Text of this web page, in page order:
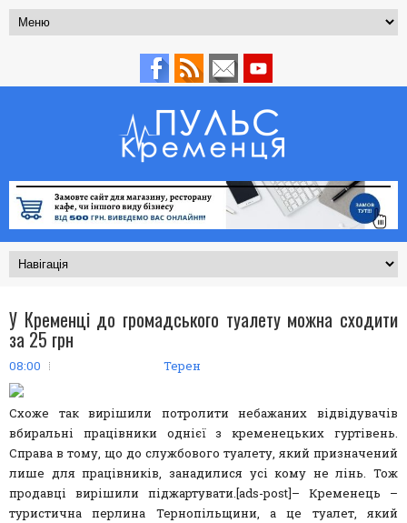
У Кременці до громадського туалету можна сходити
за 25 грн
08:00 Терен
Схоже так вирішили потролити небажаних відвідувачів
вбиральні працівники однієї з кременецьких гуртівень.
Справа в тому, що до службового туалету, який призначений
лише для працівників, занадилися усі кому не лінь. Тож
продавці вирішили піджартувати.[ads-post]– Кременець –
туристична перлина Тернопільщини, а це туалет, який